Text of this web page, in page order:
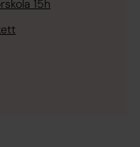
15h